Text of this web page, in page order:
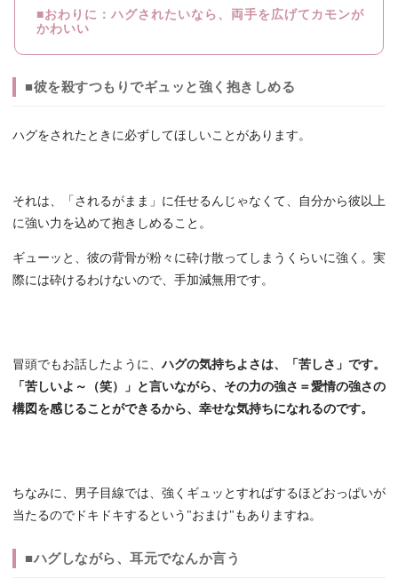
■おわりに：ハグされたいなら、両手を広げてカモンが
かわいい
■彼を殺すつもりでギュッと強く抱きしめる
ハグをされたときに必ずしてほしいことがあります。
それは、「されるがまま」に任せるんじゃなくて、自分から彼以上
に強い力を込めて抱きしめること。
ギューッと、彼の背骨が粉々に砕け散ってしまうくらいに強く。実
際には砕けるわけないので、手加減無用です。
冒頭でもお話したように、ハグの気持ちよさは、「苦しさ」です。
「苦しいよ～（笑）」と言いながら、その力の強さ＝愛情の強さの
構図を感じることができるから、幸せな気持ちになれるのです。
ちなみに、男子目線では、強くギュッとすればするほどおっぱいが
当たるのでドキドキするという"おまけ"もありますね。
■ハグしながら、耳元でなんか言う